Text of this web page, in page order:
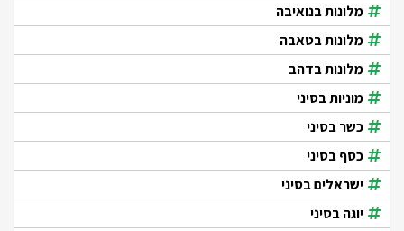
מלונות בנואיבה
מלונות בטאבה
מלונות בדהב
מוניות בסיני
כשר בסיני
כסף בסיני
ישראלים בסיני
יוגה בסיני